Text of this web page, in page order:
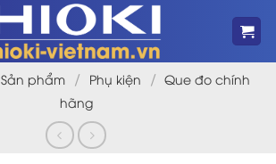
Sản phẩm / Phụ kiện / Que đo chính
hãng